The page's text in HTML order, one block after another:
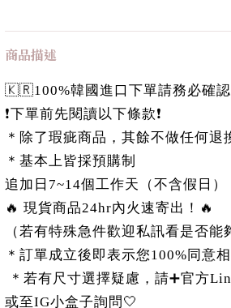
商品描述
🇰🇷100%韓國進口下單請務必確
❗️下單前先閱讀以下條款❗️
＊除了瑕疵商品，其餘不做任何退
＊基本上皆採預購制
追加日7~14個工作天（不含假日）
🔥 現貨商品24hr內火速寄出！🔥
（若有特殊急件歡迎私訊看是否能
＊訂單成立後即表示您100%同意相
＊若有尺寸選擇疑慮，請➕官方
或至IG小盒子詢問🤍